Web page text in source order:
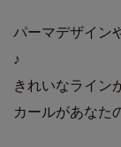
パーマデザイン
♪
きれいなライン
カールがあなた